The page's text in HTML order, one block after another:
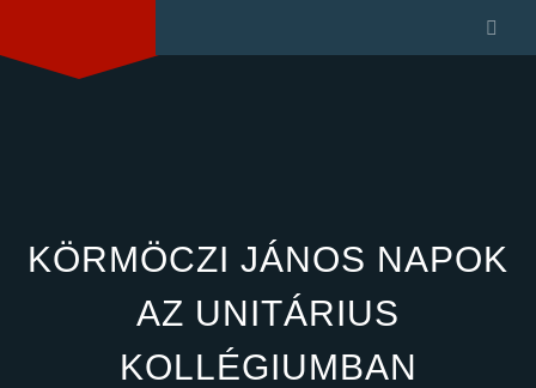
KÖRMÖCZI JÁNOS NAPOK
AZ UNITÁRIUS
KOLLÉGIUMBAN